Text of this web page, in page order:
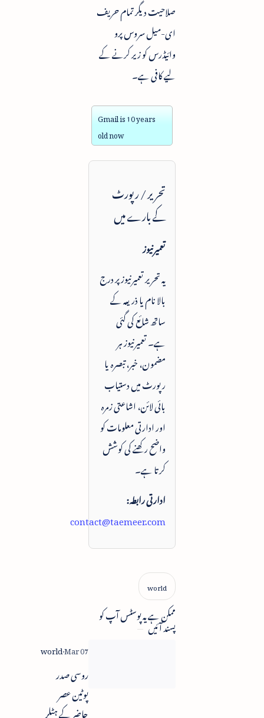
صلاحیت دیگر تمام حریف
ای-میل سروس پرو
وائیڈرس کو زیر کرنے کے
لیے کافی ہے۔
Gmail is 10 years
old now
تحریر / رپورٹ
کے بارے میں
تعمیرنیوز
یہ تحریر تعمیرنیوز پر درج
بالا نام یا ذریعہ کے
ساتھ شائع کی گئی
ہے۔ تعمیرنیوز ہر
مضمون، خبر، تبصرہ یا
رپورٹ میں دستیاب
بائی لائن، اشاعتی زمرہ
اور ادارتی معلومات کو
واضح رکھنے کی کوشش
کرتا ہے۔
ادارتی رابطہ:
contact@taemeer.com
ممکن ہے یہ پوسٹس آپ کو
پسند آئیں
روسی صدر
پوٹین عصر
حاضر کے ہٹلر